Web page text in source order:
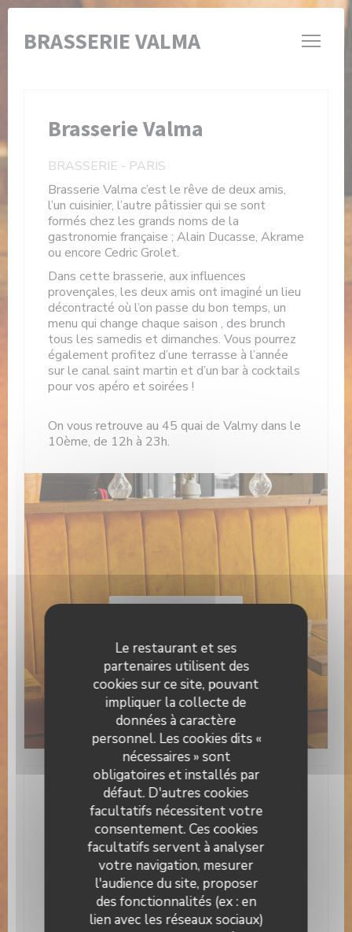
Personnalisation de vos choix en matière de cookies
Le restaurant et ses
partenaires utilisent des
cookies sur ce site, pouvant
impliquer la collecte de
données à caractère
personnel. Les cookies dits «
nécessaires » sont
obligatoires et installés par
défaut. D'autres cookies
facultatifs nécessitent votre
consentement. Ces cookies
facultatifs servent à analyser
votre navigation, mesurer
l'audience du site, proposer
des fonctionnalités (ex : en
lien avec les réseaux sociaux)
BRASSERIE VALMA
Brasserie Valma
BRASSERIE - PARIS
Brasserie Valma c’est le rêve de deux amis,
l’un cuisinier, l’autre pâtissier qui se sont
formés chez les grands noms de la
gastronomie française ; Alain Ducasse, Akrame
ou encore Cedric Grolet.
Dans cette brasserie, aux influences
provençales, les deux amis ont imaginé un lieu
décontracté où l’on passe du bon temps, un
menu qui change chaque saison , des brunch
tous les samedis et dimanches. Vous pourrez
également profitez d’une terrasse à l’année
sur le canal saint martin et d’un bar à cocktails
pour vos apéro et soirées !
On vous retrouve au 45 quai de Valmy dans le
10ème, de 12h à 23h.
Infos pratiques
Cuisine
Produits frais
Type de restaurant
Brasserie
Services